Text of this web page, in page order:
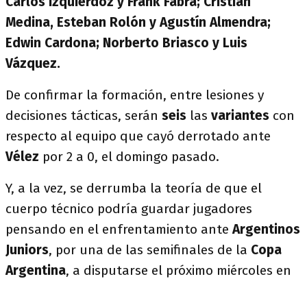
Medina, Esteban Rolón y Agustín Almendra;
Edwin Cardona; Norberto Briasco y Luis
Vázquez.
De confirmar la formación, entre lesiones y
decisiones tácticas, serán seis las variantes con
respecto al equipo que cayó derrotado ante
Vélez por 2 a 0, el domingo pasado.
Y, a la vez, se derrumba la teoría de que el
cuerpo técnico podría guardar jugadores
pensando en el enfrentamiento anteArgentinos
Juniors, por una de las semifinales de la Copa
Argentina, a disputarse el próximo miércoles en